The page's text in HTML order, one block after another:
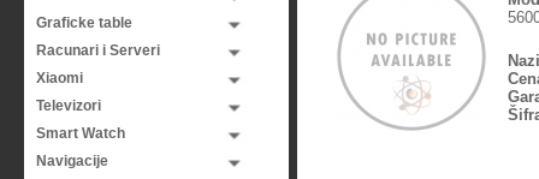
Graficke table
Racunari i Serveri
Xiaomi
Televizori
Smart Watch
Navigacije